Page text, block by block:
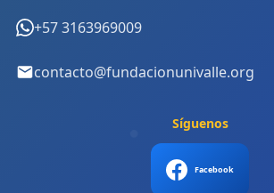
+57 3163969009
contacto@fundacionunivalle.org
Síguenos
Facebook